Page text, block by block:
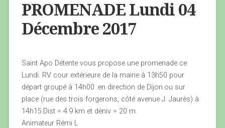
PROMENADE Lundi 04
Décembre 2017
Saint Apo Détente vous propose une promenade ce
Lundi. RV cour extérieure de la mairie à 13h50 pour
départ groupé à 14h00 .en direction de Dijon.ou sur
place (rue des trois forgerons, côté avenue J. Jaurès) à
14h15.Dist = 4.9 km et déniv = 20 m.
Animateur Rémi L